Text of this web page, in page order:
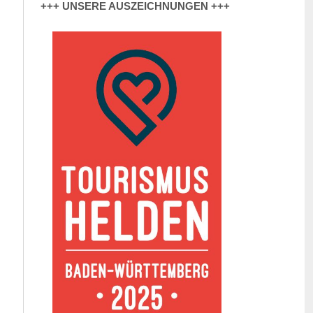
+++ UNSERE AUSZEICHNUNGEN +++